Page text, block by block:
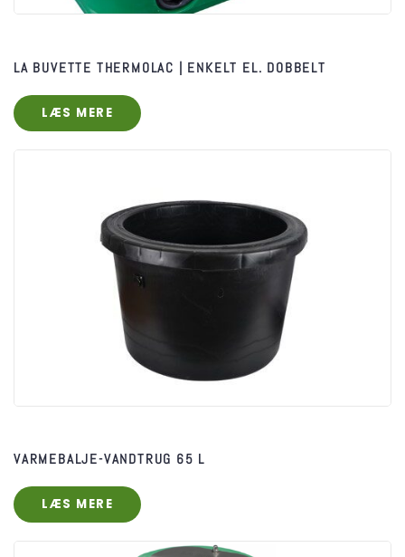
LA BUVETTE THERMOLAC | ENKELT EL. DOBBELT
LÆS MERE
VARMEBALJE-VANDTRUG 65 L
LÆS MERE